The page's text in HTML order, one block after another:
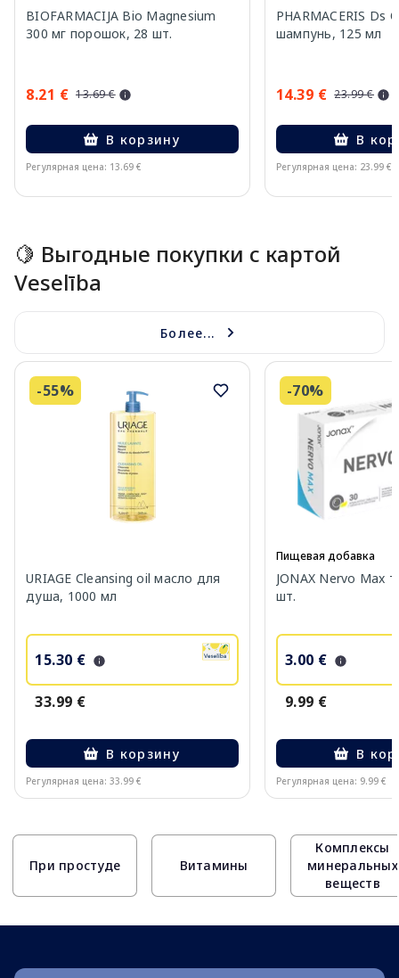
BIOFARMACIJA Bio Magnesium
300 мг порошок, 28 шт.
8.21 € 13.69 €
В корзину
Регулярная цена: 13.69 €
PHARMACERIS Ds
шампунь, 125 мл
14.39 € 23.99 €
В
Регулярная цена: 23.99 €
🍋 Выгодные покупки с картой
Veselība
Более...
-55%
URIAGE Cleansing oil масло для
душа, 1000 мл
15.30 €
33.99 €
В корзину
Регулярная цена: 33.99 €
-70%
Пищевая добавка
JONAX Nervo Max
шт.
3.00 €
9.99 €
В
Регулярная цена: 9.99 €
При простуде Витамины
Комплексы
минеральных
веществ